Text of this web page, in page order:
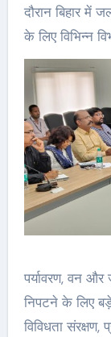
दौरान बिहार में
के लिए विभिन्न
पर्यावरण, वन और
निपटने के लिए बड़े
विविधता